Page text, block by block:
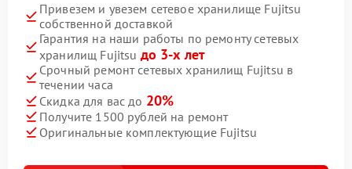
Привезем и увезем сетевое хранилище Fujitsu
собственной доставкой
Гарантия на наши работы по ремонту сетевых
хранилищ Fujitsu до 3-х лет
Срочный ремонт сетевых хранилищ Fujitsu в
течении часа
Скидка для вас до 20%
Получите 1500 рублей на ремонт
Оригинальные комплектующие Fujitsu